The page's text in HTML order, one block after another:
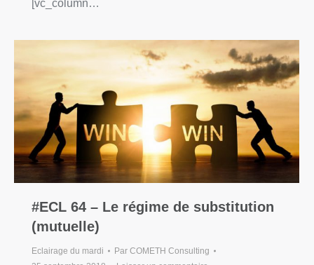
[vc_column…
#ECL 64 – Le régime de substitution
(mutuelle)
Eclairage du mardi Par COMETH Consulting